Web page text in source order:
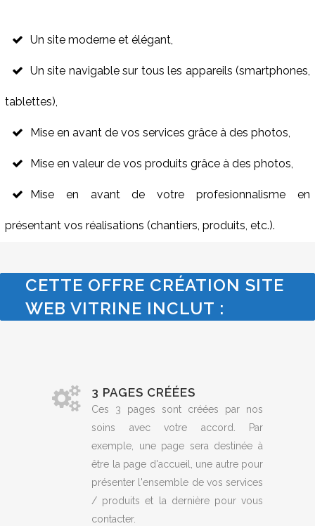
Un site moderne et élégant,
Un site navigable sur tous les appareils (smartphones,
tablettes),
Mise en avant de vos services grâce à des photos,
Mise en valeur de vos produits grâce à des photos,
Mise en avant de votre profesionnalisme en
présentant vos réalisations (chantiers, produits, etc.).
CETTE OFFRE CRÉATION SITE
WEB VITRINE INCLUT :
3 PAGES CRÉÉES
Ces 3 pages sont créées par nos
soins avec votre accord. Par
exemple, une page sera destinée à
être la page d'accueil, une autre pour
présenter l'ensemble de vos services
/ produits et la dernière pour vous
contacter.